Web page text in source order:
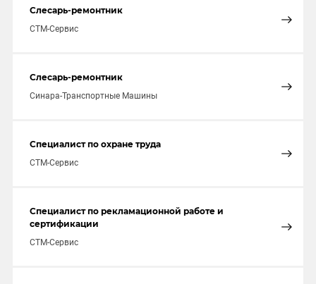
Слесарь-ремонтник
СТМ-Сервис
Слесарь-ремонтник
Синара-Транспортные Машины
Специалист по охране труда
СТМ-Сервис
Специалист по рекламационной работе и
сертификации
СТМ-Сервис